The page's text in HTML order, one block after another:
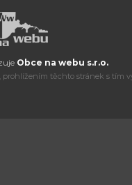
Obce na webu s.r.o.
prohlížením těchto stránek s tím